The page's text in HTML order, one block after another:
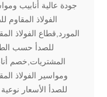
جودة عالية أنابيب
الفولاذ المقاوم
المورد,قطاع الفولاذ
للصدأ حسب
المشتريات,خصم
ومواسير الفولاذ
للصدأ الأسعار